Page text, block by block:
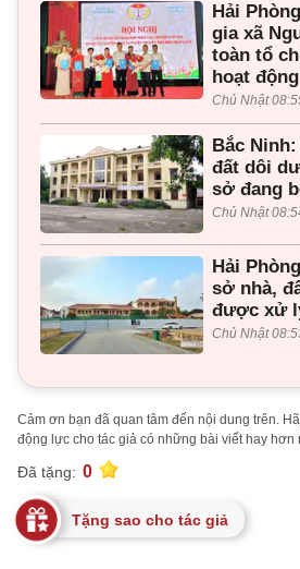
Hải
gia xã
toàn tổ
hoạt
Chủ Nhật
Bắc
đất dôi
sở đang
Chủ Nhật
Hải
sở nhà,
được xử
Chủ Nhật
Cảm ơn bạn đã quan tâm đến nội dung trên.
động lực cho tác giả có những bài viết hay hơn
Đã tặng: 0
Tặng sao cho tác giả